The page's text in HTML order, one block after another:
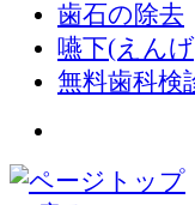
歯石の除去
嚥下(えん
無料歯科検